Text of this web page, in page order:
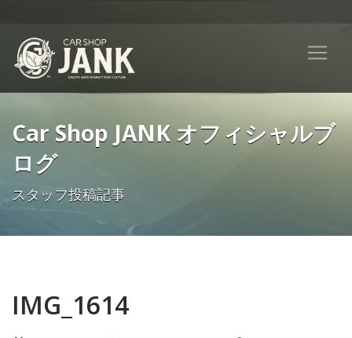
Car Shop JANK オフィシャルブ
ログ
スタッフ投稿記事
IMG_1614